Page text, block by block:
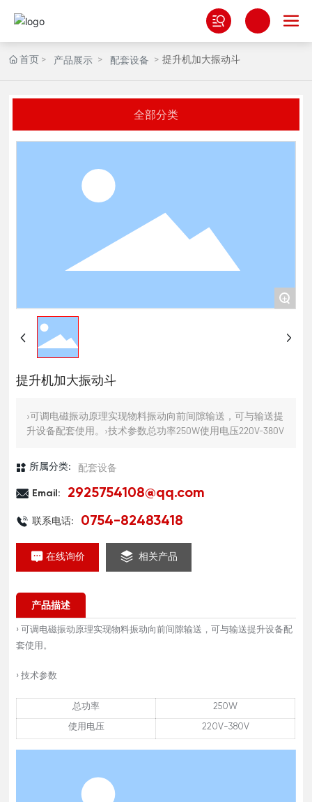
首页 产品展示 配套设备 提升机加大振动斗
全部分类
+
提升机加大振动斗
›可调电磁振动原理实现物料振动向前间隙输送，可与输送提
升设备配套使用。›技术参数总功率250W使用电压220V-380V
所属分类: 配套设备
Email: 2925754108@qq.com
联系电话: 0754-82483418
在线询价 相关产品
产品描述
› 可调电磁振动原理实现物料振动向前间隙输送，可与输送提升设备配
套使用。
› 技术参数
总功率 250W
使用电压 220V-380V